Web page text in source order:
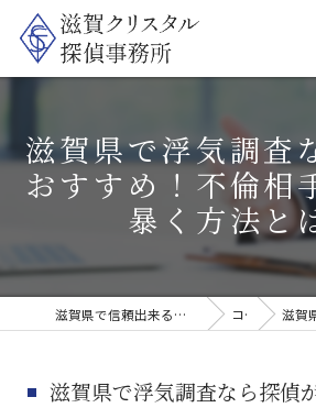
滋賀県で浮気調査
おすすめ！不倫相
暴く方法と
滋賀県で信頼出来る探偵なら滋賀クリスタル探偵事務所 コラム 滋賀県で浮
滋賀県で浮気調査なら探偵